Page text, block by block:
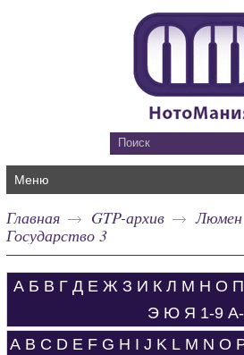
Меню
Главная GTP-архив
Люмен
Государство 3
А Б В Г Д Е Ж З И К Л М Н О П
Э Ю Я 1-9
A B C D E F G H I J K L M N O